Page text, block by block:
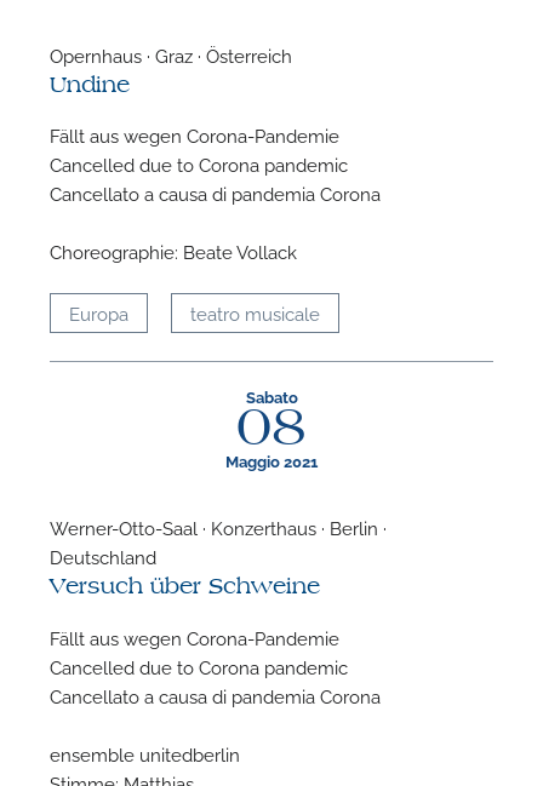
Opernhaus · Graz · Österreich
Undine
Fällt aus wegen Corona-Pandemie
Cancelled due to Corona pandemic
Cancellato a causa di pandemia Corona
Choreographie: Beate Vollack
Europa teatro musicale
Sabato
08
Maggio 2021
Werner-Otto-Saal · Konzerthaus · Berlin ·
Deutschland
Versuch über Schweine
Fällt aus wegen Corona-Pandemie
Cancelled due to Corona pandemic
Cancellato a causa di pandemia Corona
ensemble unitedberlin